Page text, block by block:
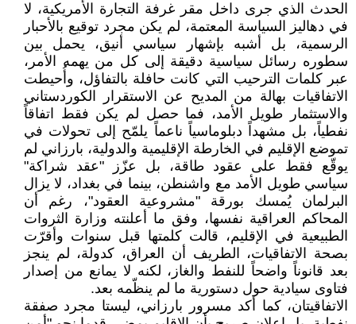
الحدث الذي جرى داخل مقر غرفة التجارة الأمريكية، لا
في دهاليز السياسة المعتمة، لم يكن مجرد توقيع بالأحبار
الرسمية، بل أشبه بإشهار سياسي أنيق، يحمل بين
سطوره رسائل سياسية دقيقة إلى كل من يهمه الأمر،
عبر كلمات الترحيب التي كانت حافلة بالتفاؤل، وأُحيطت
الاتفاقيات بهالة من المديح عن الاستقرار الكوردستاني
والاستثمار طويل الأمد، فما حصل لم يكن فقط اتفاقاً
نفطياً، بل مشهداً دبلوماسياً ناعماً يلمّح إلى تحولات في
تموضع الإقليم في الخارطة الإقليمية والدولية، بارزاني لم
يوقّع فقط على عقود طاقة، بل عزّز "عقد شراكة"
سياسي طويل الأمد مع واشنطن، بينما في بغداد، لا يزال
البرلمان يُمسك بورقة "مشروعية العقود"، رغم أن
المحاكم العراقية نفسها، وفق ما أعلنته وزارة الثروات
الطبيعية في الإقليم، قالت كلمتها قبل سنوات وأقرّت
بصحة الاتفاقيات، الطريف أن العراق، كدولة، لم ينجز
بعد قانوناً واضحاً للنفط والغاز، لكنه لا يمانع من إصدار
فتاوى سيادية حول دستورية ما لم ينظّمه بعد.
الاتفاقيتان، كما أكد مسرور بارزاني، ليستا مجرد صفقة